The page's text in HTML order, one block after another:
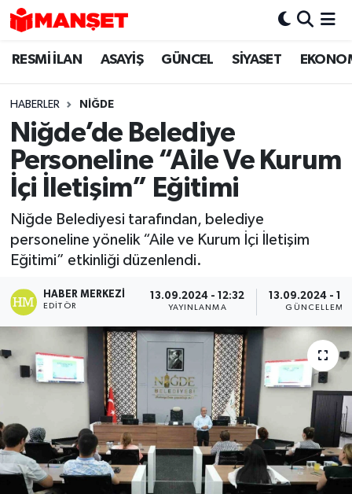
RESMİ İLAN ASAYİŞ GÜNCEL SİYASET
HABERLER NIĞDE
Niğde’de Belediye
Personeline “Aile Ve Kurum
İçi İletişim” Eğitimi
Niğde Belediyesi tarafından, belediye
personeline yönelik “Aile ve Kurum İçi İletişim
Eğitimi” etkinliği düzenlendi.
HABER MERKEZI
EDITÖR
13.09.2024 - 12:32
YAYINLANMA
13.09.2024 -
GÜNCELLEME
Hava Durumu
Trafik Durumu
Süper Lig Puan Durumu ve Fikstür
Tüm Manşetler
Son Dakika Haberleri
Haber Arşivi